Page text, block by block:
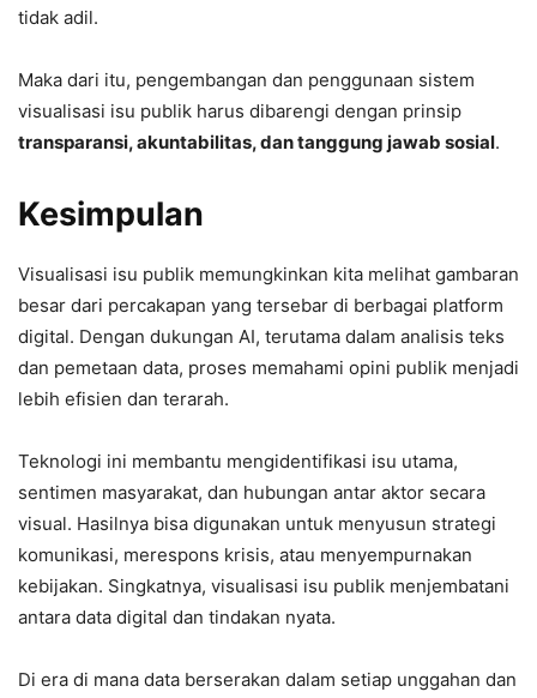
tidak adil.
Maka dari itu, pengembangan dan penggunaan sistem
visualisasi isu publik harus dibarengi dengan prinsip
transparansi, akuntabilitas, dan tanggung jawab sosial.
Kesimpulan
Visualisasi isu publik memungkinkan kita melihat gambaran
besar dari percakapan yang tersebar di berbagai platform
digital. Dengan dukungan AI, terutama dalam analisis teks
dan pemetaan data, proses memahami opini publik menjadi
lebih efisien dan terarah.
Teknologi ini membantu mengidentifikasi isu utama,
sentimen masyarakat, dan hubungan antar aktor secara
visual. Hasilnya bisa digunakan untuk menyusun strategi
komunikasi, merespons krisis, atau menyempurnakan
kebijakan. Singkatnya, visualisasi isu publik menjembatani
antara data digital dan tindakan nyata.
Di era di mana data berserakan dalam setiap unggahan dan